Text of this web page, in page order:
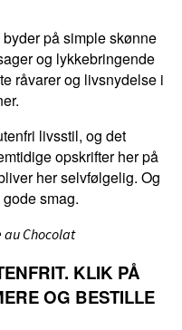
på simple skønne
og lykkebringende
råvarer og livsnydelse i
livsstil, og det
opskrifter her på
her selvfølgelig. Og
smag.
au Chocolat
KLIK PÅ
OG BESTILLE